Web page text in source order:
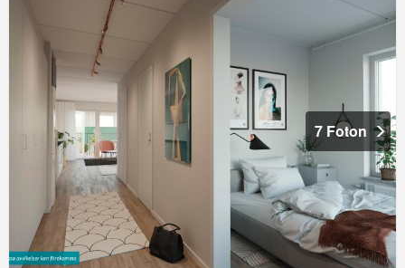
7 Foton